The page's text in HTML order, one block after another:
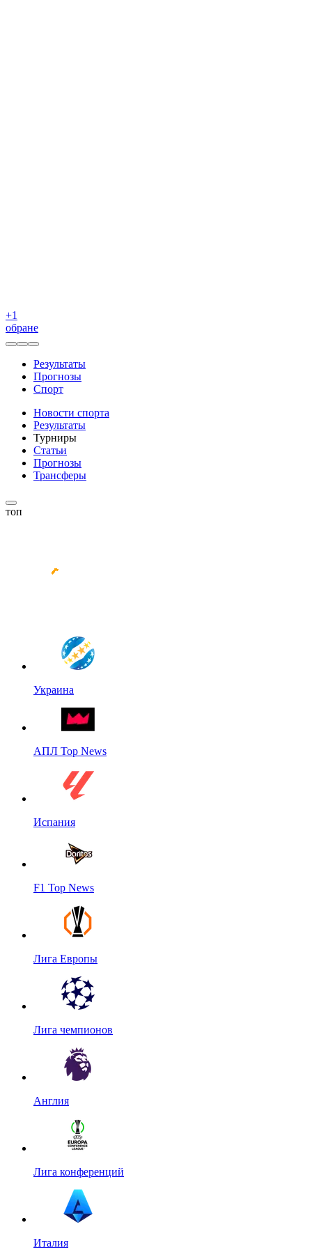
+1
обране
Результаты
Прогнозы
Спорт
Новости спорта
Результаты
Турниры
Статьи
Прогнозы
Трансферы
топ
Украина
АПЛ Top News
Испания
F1 Top News
Лига Европы
Лига чемпионов
Англия
Лига конференций
Италия